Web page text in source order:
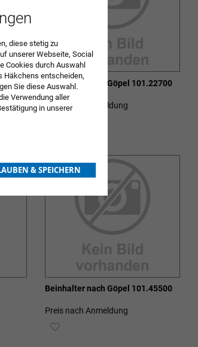
Beinhalter nach Göpel 101.22700
Preis nach Anmeldung
HINZUFÜGEN
Beinhalter nach Göpel 101.45500
Preis nach Anmeldung
diese stetig zu
unserer Webseite, Social
Cookies durch Auswahl
Häkchens entscheiden,
Sie diese Auswahl.
Verwendung aller
in unserer
& SPEICHERN